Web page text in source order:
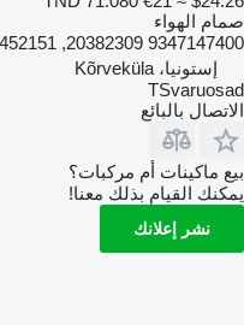
صمام الهواء
9347147400 20382309, 20452151, 20716313, 20755195, 21225479
إستونيا، Kõrveküla
TSvaruosad
الاتصال بالبائع
بيع ماكينات أم مركبات؟
يمكنك القيام بذلك معنا!
نشر إعلانك